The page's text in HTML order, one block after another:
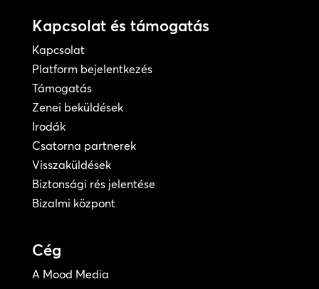
Kapcsolat és támogatás
Kapcsolat
Platform bejelentkezés
Támogatás
Zenei beküldések
Irodák
Csatorna partnerek
Visszaküldések
Biztonsági rés jelentése
Bizalmi központ
Cég
A Mood Media